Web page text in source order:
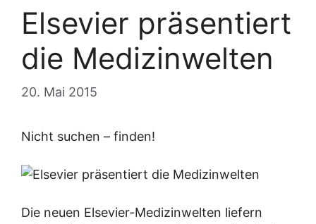
Elsevier präsentiert
die Medizinwelten
20. Mai 2015
Nicht suchen – finden!
Die neuen Elsevier-Medizinwelten liefern